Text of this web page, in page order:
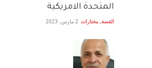
المتحدة الامريكية
القصة, مختارات 2 مارس، 2023